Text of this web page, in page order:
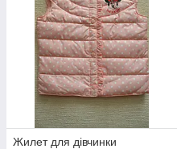
Жилет для дівчинки